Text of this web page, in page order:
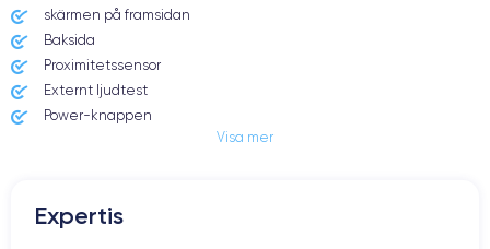
Dimensions
OLED 5.8 pouces
skärmen på framsidan
Baksida
Proximitetssensor
Externt ljudtest
Power-knappen
Högtalare
Visa mer
Expertis